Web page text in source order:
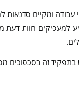
עבודה ומקיים סדנאות
למעסיקים חוות דעת
זה בסכסוכים